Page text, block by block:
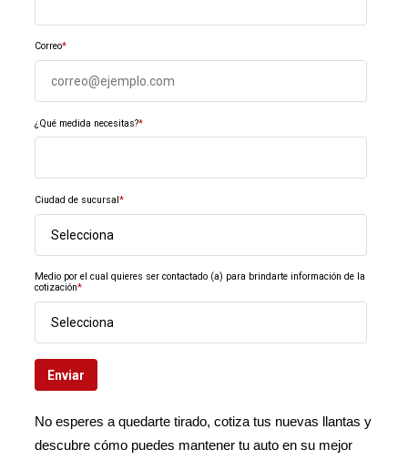
Correo*
¿Qué medida necesitas?*
Ciudad de sucursal*
Medio por el cual quieres ser contactado (a) para brindarte información de la
cotización*
No esperes a quedarte tirado, cotiza tus nuevas llantas y
descubre cómo puedes mantener tu auto en su mejor